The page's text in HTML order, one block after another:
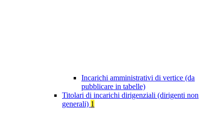
Incarichi amministrativi di vertice (da
pubblicare in tabelle)
Titolari di incarichi dirigenziali (dirigenti non
generali) 1